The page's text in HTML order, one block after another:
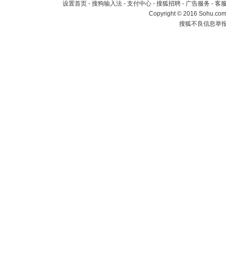
设置首页 - 搜狗输入法 - 支付中心 - 搜狐招聘 - 广告服务 - 客
Copyright©2016
搜狐不良信息举